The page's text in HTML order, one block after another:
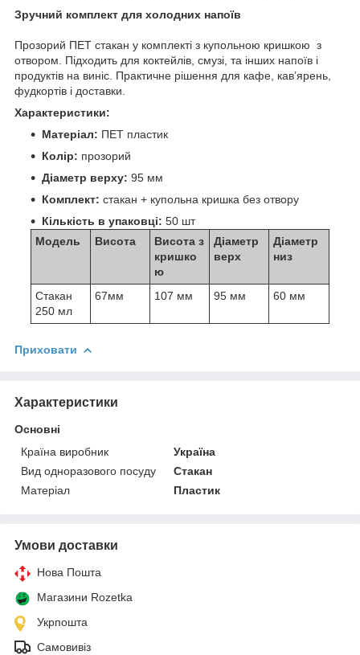
Зручний комплект для холодних напоїв
Прозорий ПЕТ стакан у комплекті з купольною кришкою з
отвором. Підходить для коктейлів, смузі, та інших напоїв і
продуктів на виніс. Практичне рішення для кафе, кав’ярень,
фудкортів і доставки.
Характеристики:
Матеріал: ПЕТ пластик
Колір: прозорий
Діаметр верху: 95 мм
Комплект: стакан + купольна кришка без отвору
Кількість в упаковці: 50 шт
Модель
Висота
Висота з
кришко
ю
Діаметр
верх
Діаметр
низ
Стакан
250 мл
67мм 107 мм 95 мм 60 мм
Приховати
Характеристики
Основні
Країна виробник
Україна
Вид одноразового посуду
Стакан
Матеріал
Пластик
Умови доставки
Нова Пошта
Магазини Rozetka
Укрпошта
Самовивіз